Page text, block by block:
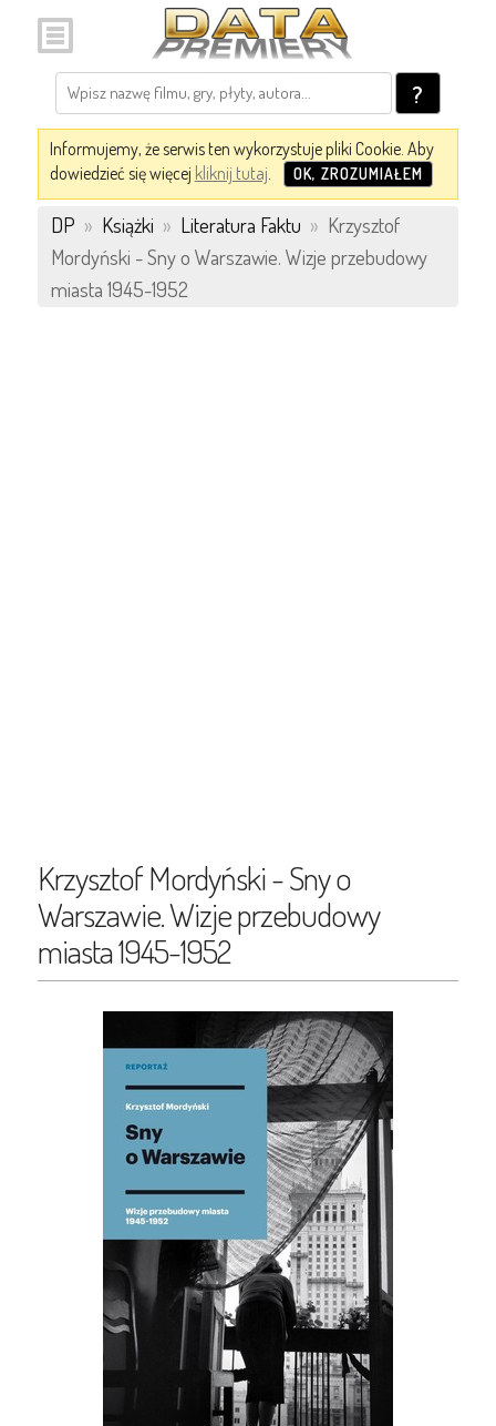
?
Informujemy, że serwis ten wykorzystuje pliki Cookie. Aby
dowiedzieć się więcej kliknij tutaj. OK, ZROZUMIAŁEM
DP » Książki » Literatura Faktu » Krzysztof
Mordyński - Sny o Warszawie. Wizje przebudowy
miasta 1945-1952
Krzysztof Mordyński - Sny o
Warszawie. Wizje przebudowy
miasta 1945-1952